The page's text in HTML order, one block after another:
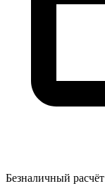
Безналичный расчёт